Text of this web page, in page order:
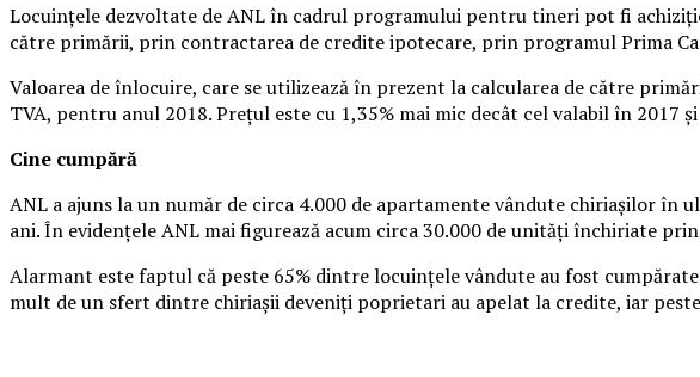
Locuinţele dezvoltate de ANL în cadrul programului pentru tineri pot fi
către primării, prin contractarea de credite ipotecare, prin programul Prima
Valoarea de înlocuire, care se utilizează în prezent la calcularea de către
TVA, pentru anul 2018. Preţul este cu 1,35% mai mic decât cel valabil în
Cine cumpără
ANL a ajuns la un număr de circa 4.000 de apartamente vândute chiriaşilor
ani. În evidenţele ANL mai figurează acum circa 30.000 de unităţi închiriate
Alarmant este faptul că peste 65% dintre locuinţele vândute au fost
mult de un sfert dintre chiriaşii deveniţi poprietari au apelat la credite, iar